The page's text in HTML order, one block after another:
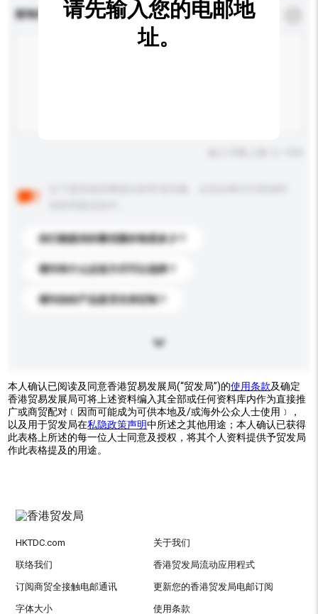
查询内容 *必须填写
你们能提供的最优惠价格是多少？
请问有什么运送方式可以选择？
请问你的产品是否支持定制？
请先输入您的电邮地
址。
本人确认已阅读及同意香港贸易发展局(“贸发局”)的使用条款及确定
香港贸易发展局可将上述资料编入其全部或任何资料库内作为直接推
广或商贸配对﹝因而可能成为可供本地及/或海外公众人士使用﹞，
以及用于贸发局在私隐政策声明中所述之其他用途；本人确认已获得
此表格上所述的每一位人士同意及授权，将其个人资料提供予贸发局
作此表格提及的用途。
HKTDC.com 关于我们
联络我们 香港贸发局流动应用程式
订阅商贸全接触电邮通讯 更新您的香港贸发局电邮订阅
字体大小 使用条款